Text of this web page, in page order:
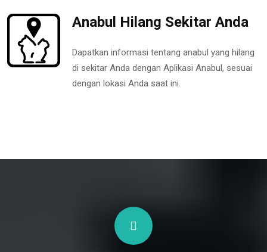
Anabul Hilang Sekitar Anda
Dapatkan informasi tentang anabul yang hilang
di sekitar Anda dengan Aplikasi Anabul, sesuai
dengan lokasi Anda saat ini.